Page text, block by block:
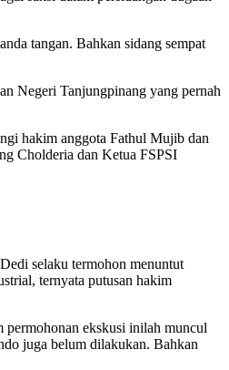
tangan. Bahkan sidang sempat
Negeri Tanjungpinang yang pernah
hakim anggota Fathul Mujib dan
Cholderia dan Ketua FSPSI
selaku termohon menuntut
ternyata putusan hakim
permohonan ekskusi inilah muncul
juga belum dilakukan. Bahkan